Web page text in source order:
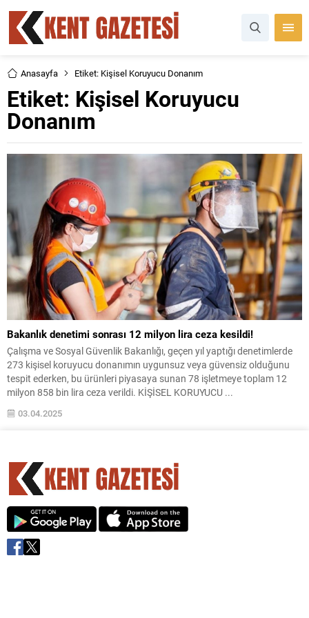
Anasayfa Etiket: Kişisel Koruyucu Donanım
Etiket: Kişisel Koruyucu
Donanım
Bakanlık denetimi sonrası 12 milyon lira ceza kesildi!
Çalışma ve Sosyal Güvenlik Bakanlığı, geçen yıl yaptığı denetimlerde
273 kişisel koruyucu donanımın uygunsuz veya güvensiz olduğunu
tespit ederken, bu ürünleri piyasaya sunan 78 işletmeye toplam 12
milyon 858 bin lira ceza verildi. KİŞİSEL KORUYUCU ...
03.04.2025